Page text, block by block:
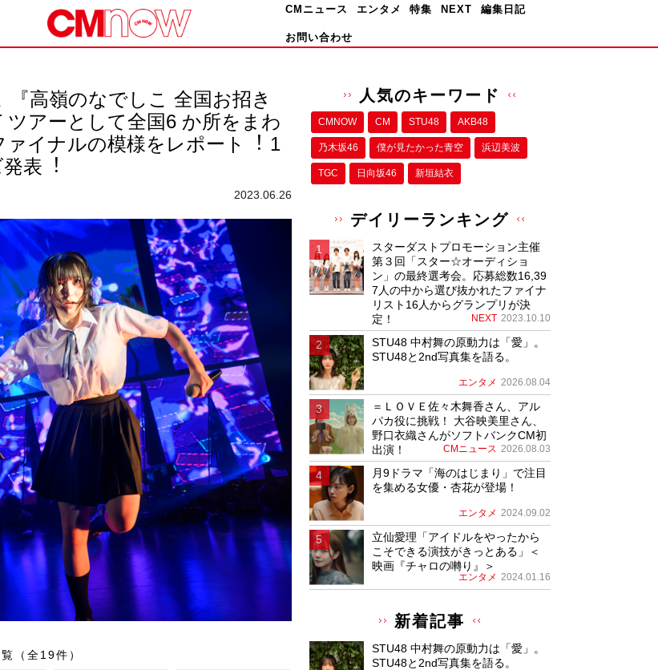
CMニュース エンタメ 特集 NEXT 編集日記
お問い合わせ
『⾼嶺のなでしこ 全国お招き
ツアーとして全国6 か所をまわ
イナルの模様をレポート︕ 1
発表︕
2023.06.26
（全19件）
人気のキーワード
CMNOW CM STU48 AKB48
乃木坂46 僕が⾒たかった⻘空 浜辺美波
TGC 日向坂46 新垣結衣
デイリーランキング
スターダストプロモーション主催
第３回「スター☆オーディショ
ン」の最終選考会。応募総数16,39
7人の中から選び抜かれたファイナ
リスト16人からグランプリが決
定！
NEXT 2023.10.10
STU48 中村舞の原動力は「愛」。
STU48と2nd写真集を語る。
エンタメ 2026.08.04
＝ＬＯＶＥ佐々木舞香さん、アル
パカ役に挑戦！ 大谷映美里さん、
野口衣織さんがソフトバンクCM初
出演！
CMニュース 2026.08.03
月9ドラマ「海のはじまり」で注目
を集める女優・杏花が登場！
エンタメ 2024.09.02
立仙愛理「アイドルをやったから
こそできる演技がきっとある」＜
映画『チャロの囀り』＞
エンタメ 2024.01.16
新着記事
STU48 中村舞の原動力は「愛」。
STU48と2nd写真集を語る。